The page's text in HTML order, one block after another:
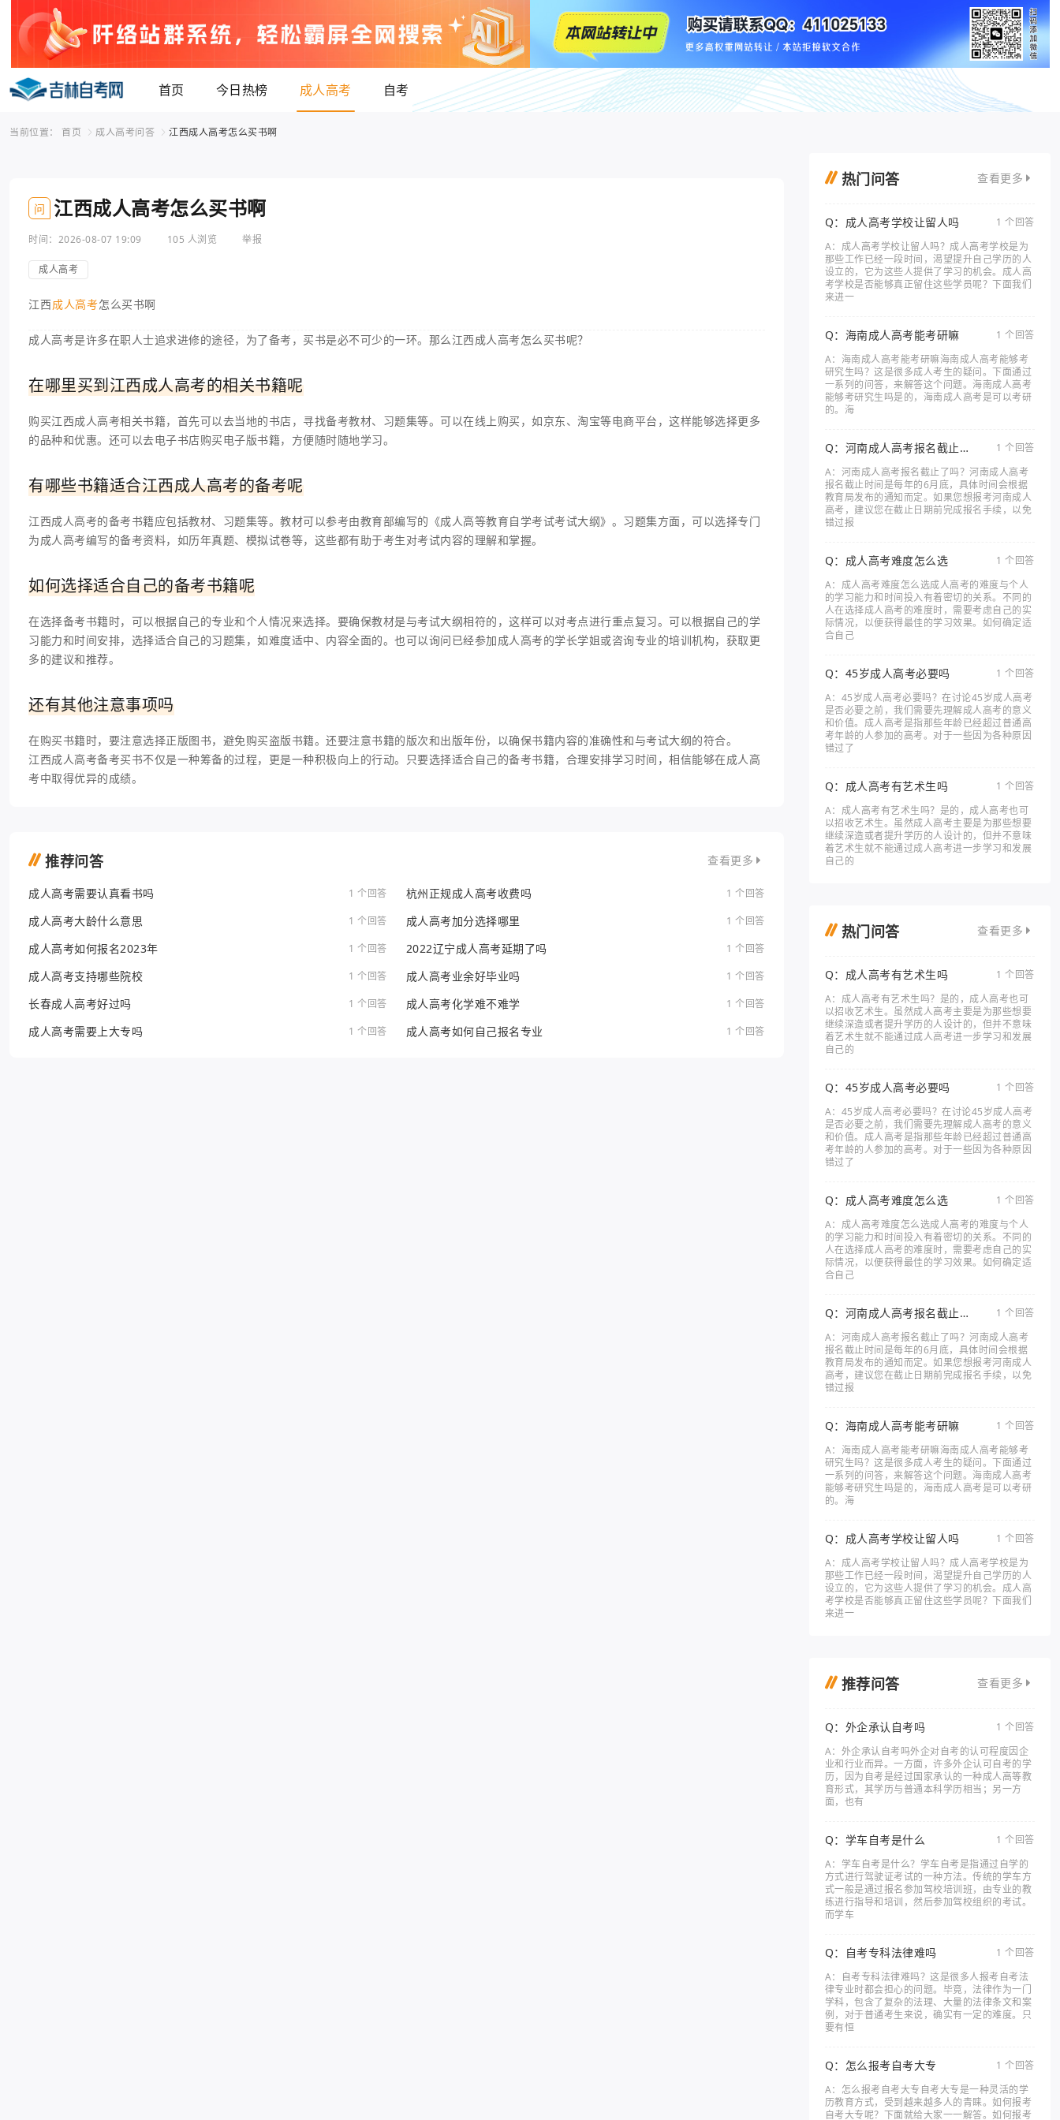
首页 今日热榜 成人高考 自考
当前位置： 首页 成人高考问答 江西成人高考怎么买书啊
问 江西成人高考怎么买书啊
时间：2026-08-07 19:09 105 人浏览 举报
成人高考
江西成人高考怎么买书啊
成人高考是许多在职人士追求进修的途径，为了备考，买书是必不可少的一环。那么江西成人高考怎么买书呢？
在哪里买到江西成人高考的相关书籍呢
购买江西成人高考相关书籍，首先可以去当地的书店，寻找备考教材、习题集等。可以在线上购买，如京东、淘宝等电商平台，这样能够选择更多
的品种和优惠。还可以去电子书店购买电子版书籍，方便随时随地学习。
有哪些书籍适合江西成人高考的备考呢
江西成人高考的备考书籍应包括教材、习题集等。教材可以参考由教育部编写的《成人高等教育自学考试考试大纲》。习题集方面，可以选择专门
为成人高考编写的备考资料，如历年真题、模拟试卷等，这些都有助于考生对考试内容的理解和掌握。
如何选择适合自己的备考书籍呢
在选择备考书籍时，可以根据自己的专业和个人情况来选择。要确保教材是与考试大纲相符的，这样可以对考点进行重点复习。可以根据自己的学
习能力和时间安排，选择适合自己的习题集，如难度适中、内容全面的。也可以询问已经参加成人高考的学长学姐或咨询专业的培训机构，获取更
多的建议和推荐。
还有其他注意事项吗
在购买书籍时，要注意选择正版图书，避免购买盗版书籍。还要注意书籍的版次和出版年份，以确保书籍内容的准确性和与考试大纲的符合。
江西成人高考备考买书不仅是一种筹备的过程，更是一种积极向上的行动。只要选择适合自己的备考书籍，合理安排学习时间，相信能够在成人高
考中取得优异的成绩。
推荐问答 查看更多
成人高考需要认真看书吗 1 个回答 杭州正规成人高考收费吗 1 个回答
成人高考大龄什么意思 1 个回答 成人高考加分选择哪里 1 个回答
成人高考如何报名2023年 1 个回答 2022辽宁成人高考延期了吗 1 个回答
成人高考支持哪些院校 1 个回答 成人高考业余好毕业吗 1 个回答
长春成人高考好过吗 1 个回答 成人高考化学难不难学 1 个回答
成人高考需要上大专吗 1 个回答 成人高考如何自己报名专业 1 个回答
热门问答 查看更多
Q：成人高考学校让留人吗
1 个回答
A：成人高考学校让留人吗？成人高考学校是为
那些工作已经一段时间，渴望提升自己学历的人
设立的，它为这些人提供了学习的机会。成人高
考学校是否能够真正留住这些学员呢？下面我们
来进一
Q：海南成人高考能考研嘛
1 个回答
A：海南成人高考能考研嘛海南成人高考能够考
研究生吗？这是很多成人考生的疑问。下面通过
一系列的问答，来解答这个问题。海南成人高考
能够考研究生吗是的，海南成人高考是可以考研
的。海
Q：河南成人高考报名截止了
吗
1 个回答
A：河南成人高考报名截止了吗？河南成人高考
报名截止时间是每年的6月底，具体时间会根据
教育局发布的通知而定。如果您想报考河南成人
高考，建议您在截止日期前完成报名手续，以免
错过报
Q：成人高考难度怎么选
1 个回答
A：成人高考难度怎么选成人高考的难度与个人
的学习能力和时间投入有着密切的关系。不同的
人在选择成人高考的难度时，需要考虑自己的实
际情况，以便获得最佳的学习效果。如何确定适
合自己
Q：45岁成人高考必要吗
1 个回答
A：45岁成人高考必要吗？在讨论45岁成人高考
是否必要之前，我们需要先理解成人高考的意义
和价值。成人高考是指那些年龄已经超过普通高
考年龄的人参加的高考。对于一些因为各种原因
错过了
Q：成人高考有艺术生吗
1 个回答
A：成人高考有艺术生吗？是的，成人高考也可
以招收艺术生。虽然成人高考主要是为那些想要
继续深造或者提升学历的人设计的，但并不意味
着艺术生就不能通过成人高考进一步学习和发展
自己的
热门问答 查看更多
Q：成人高考有艺术生吗
1 个回答
A：成人高考有艺术生吗？是的，成人高考也可
以招收艺术生。虽然成人高考主要是为那些想要
继续深造或者提升学历的人设计的，但并不意味
着艺术生就不能通过成人高考进一步学习和发展
自己的
Q：45岁成人高考必要吗
1 个回答
A：45岁成人高考必要吗？在讨论45岁成人高考
是否必要之前，我们需要先理解成人高考的意义
和价值。成人高考是指那些年龄已经超过普通高
考年龄的人参加的高考。对于一些因为各种原因
错过了
Q：成人高考难度怎么选
1 个回答
A：成人高考难度怎么选成人高考的难度与个人
的学习能力和时间投入有着密切的关系。不同的
人在选择成人高考的难度时，需要考虑自己的实
际情况，以便获得最佳的学习效果。如何确定适
合自己
Q：河南成人高考报名截止了
吗
1 个回答
A：河南成人高考报名截止了吗？河南成人高考
报名截止时间是每年的6月底，具体时间会根据
教育局发布的通知而定。如果您想报考河南成人
高考，建议您在截止日期前完成报名手续，以免
错过报
Q：海南成人高考能考研嘛
1 个回答
A：海南成人高考能考研嘛海南成人高考能够考
研究生吗？这是很多成人考生的疑问。下面通过
一系列的问答，来解答这个问题。海南成人高考
能够考研究生吗是的，海南成人高考是可以考研
的。海
Q：成人高考学校让留人吗
1 个回答
A：成人高考学校让留人吗？成人高考学校是为
那些工作已经一段时间，渴望提升自己学历的人
设立的，它为这些人提供了学习的机会。成人高
考学校是否能够真正留住这些学员呢？下面我们
来进一
推荐问答 查看更多
Q：外企承认自考吗
1 个回答
A：外企承认自考吗外企对自考的认可程度因企
业和行业而异。一方面，许多外企认可自考的学
历，因为自考是经过国家承认的一种成人高等教
育形式，其学历与普通本科学历相当；另一方
面，也有
Q：学车自考是什么
1 个回答
A：学车自考是什么？学车自考是指通过自学的
方式进行驾驶证考试的一种方法。传统的学车方
式一般是通过报名参加驾校培训班，由专业的教
练进行指导和培训，然后参加驾校组织的考试。
而学车
Q：自考专科法律难吗
1 个回答
A：自考专科法律难吗？这是很多人报考自考法
律专业时都会担心的问题。毕竟，法律作为一门
学科，包含了复杂的法理、大量的法律条文和案
例，对于普通考生来说，确实有一定的难度。只
要有恒
Q：怎么报考自考大专
1 个回答
A：怎么报考自考大专自考大专是一种灵活的学
历教育方式，受到越来越多人的青睐。如何报考
自考大专呢？下面就给大家一一解答。如何报考